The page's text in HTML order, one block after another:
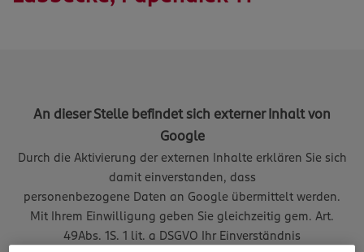
An dieser Stelle befindet sich externer Inhalt von
Google
Durch die Aktivierung der externen Inhalte erklären Sie sich
damit einverstanden, dass
personenbezogene Daten an Google übermittelt werden.
Mit Ihrem Einwilligung geben Sie gleichzeitig gem. Art.
49Abs. 1S. 1 lit. a DSGVO Ihr Einverständnis